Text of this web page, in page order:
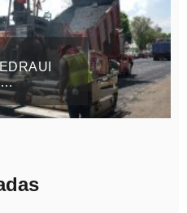
DEL 5 DE